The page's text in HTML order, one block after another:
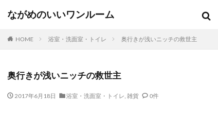
ながめのいいワンルーム
HOME 浴室・洗面室・トイレ 奥行きが浅いニッチの救世主
奥行きが浅いニッチの救世主
2017年6月18日 浴室・洗面室・トイレ, 雑貨 0件